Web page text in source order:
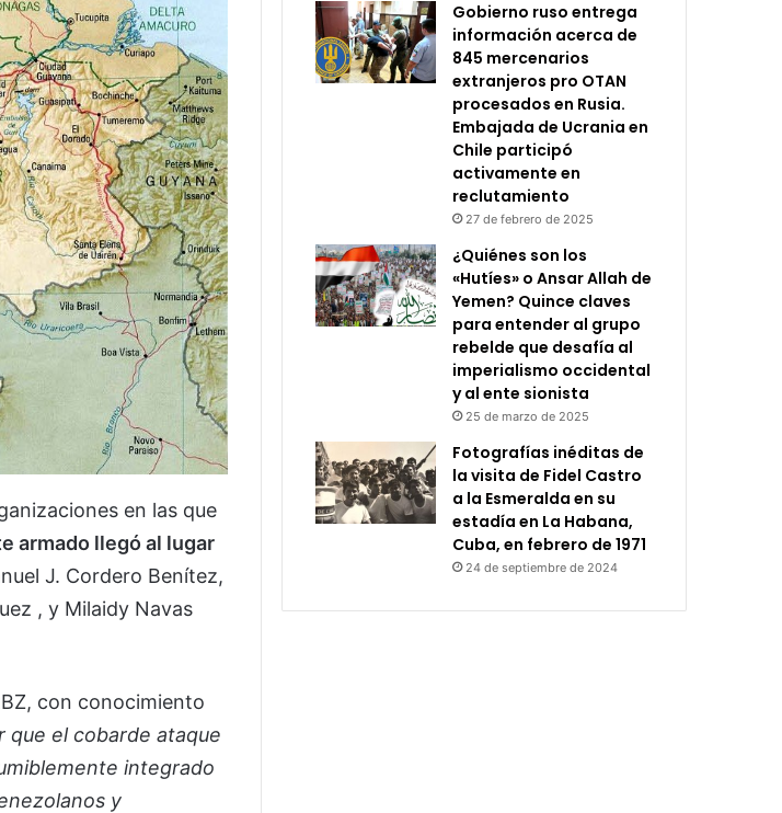
en las que
armado llegó al lugar
J. Cordero Benítez,
, y Milaidy Navas
con conocimiento
que el cobarde ataque
integrado
y
Gobierno ruso entrega
información acerca de
845 mercenarios
extranjeros pro OTAN
procesados en Rusia.
Embajada de Ucrania en
Chile participó
activamente en
reclutamiento
27 de febrero de 2025
¿Quiénes son los
«Hutíes» o Ansar Allah de
Yemen? Quince claves
para entender al grupo
rebelde que desafía al
imperialismo occidental
y al ente sionista
25 de marzo de 2025
Fotografías inéditas de
la visita de Fidel Castro
a la Esmeralda en su
estadía en La Habana,
Cuba, en febrero de 1971
24 de septiembre de 2024